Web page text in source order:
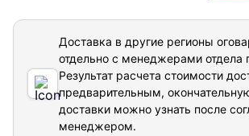
Доставка в другие регионы
отдельно с менеджерами отдела
Результат расчета стоимости
предварительным,
доставки можно узнать после
менеджером.